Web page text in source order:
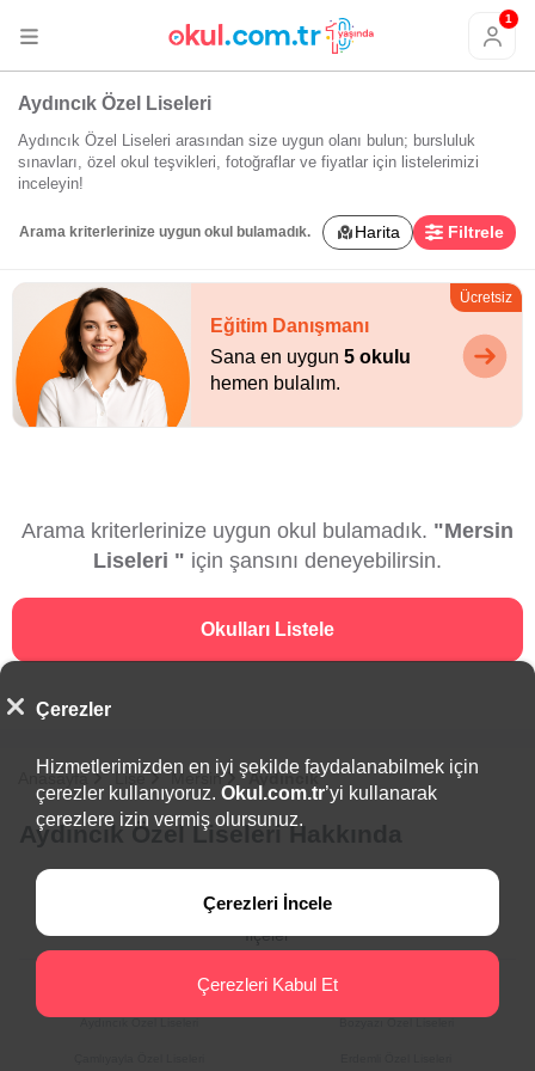
1
Aydıncık Özel Liseleri
Aydıncık Özel Liseleri arasından size uygun olanı bulun; bursluluk
sınavları, özel okul teşvikleri, fotoğraflar ve fiyatlar için listelerimizi
inceleyin!
Arama kriterlerinize uygun okul bulamadık. Harita Filtrele
Ücretsiz
Eğitim Danışmanı
Sana en uygun5 okulu
hemen bulalım.
Arama kriterlerinize uygun okul bulamadık. "Mersin
Liseleri " için şansını deneyebilirsin.
Okulları Listele
Anasayfa Lise Mersin Aydıncık
Aydıncık Özel Liseleri Hakkında
İlçeler
Çerezler
Hizmetlerimizden en iyi şekilde faydalanabilmek için
çerezler kullanıyoruz. Okul.com.tr’yi kullanarak
çerezlere izin vermiş olursunuz.
Çerezleri İncele
Çerezleri Kabul Et